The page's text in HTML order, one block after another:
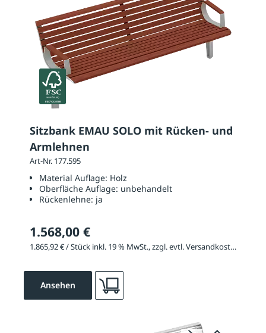
Sitzbank EMAU SOLO mit Rücken- und
Armlehnen
Art-Nr. 177.595
Material Auflage: Holz
Oberfläche Auflage: unbehandelt
Rückenlehne: ja
1.568,00 €
1.865,92 € / Stück inkl. 19 % MwSt., zzgl. evtl. Versandkosten
Ansehen